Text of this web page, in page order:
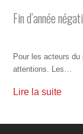
Fin d’année
Pour les acteurs du
attentions. Les…
Lire la suite